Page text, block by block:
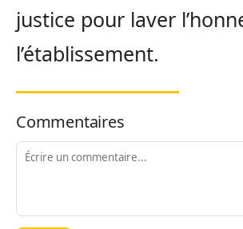
justice pour laver
l’établissement.
Commentaires